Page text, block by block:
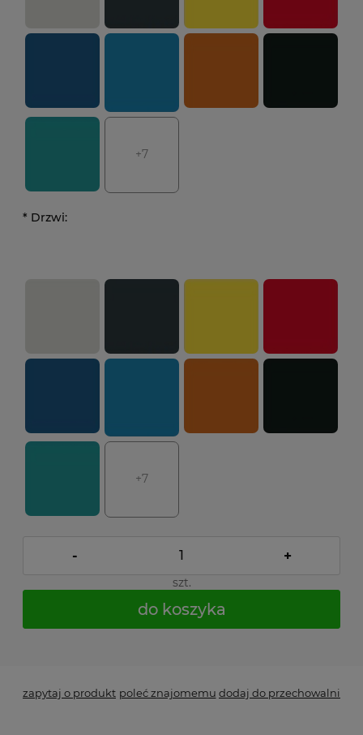
+7
* Drzwi:
+7
- +
szt.
do koszyka
zapytaj o produkt poleć znajomemu dodaj do przechowalni